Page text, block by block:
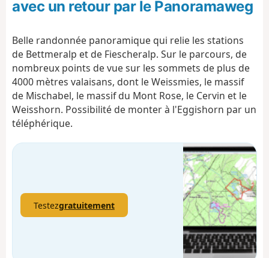
n
a
g
a
i
n
avec un retour par le Panoramaweg
Belle randonnée panoramique qui relie les stations
de Bettmeralp et de Fiescheralp. Sur le parcours, de
nombreux points de vue sur les sommets de plus de
4000 mètres valaisans, dont le Weissmies, le massif
de Mischabel, le massif du Mont Rose, le Cervin et le
Weisshorn. Possibilité de monter à l'Eggishorn par un
téléphérique.
Testezgratuitement